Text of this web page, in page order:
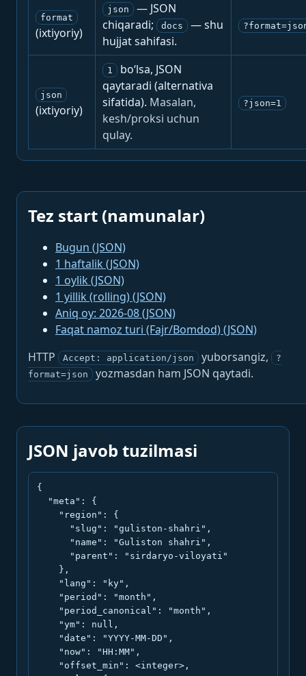
format
(ixtiyoriy)
json
— JSON
chiqaradi;
docs
— shu
hujjat sahifasi.
json
(ixtiyoriy)
1
bo‘lsa, JSON
qaytaradi (alternativa
sifatida). Masalan,
kesh/proksi uchun
qulay.
?json=1
Tez start (namunalar)
Bugun (JSON)
1 haftalik (JSON)
1 oylik (JSON)
1 yillik (rolling) (JSON)
Aniq oy: 2026-08 (JSON)
Faqat namoz turi (Fajr/Bomdod) (JSON)
HTTP
Accept: application/json yuborsangiz,
?
format=json
yozmasdan ham JSON qaytadi.
JSON javob tuzilmasi
{
  "meta": {
    "region": {
      "slug": "guliston-shahri",
      "name": "Guliston shahri",
      "parent": "sirdaryo-viloyati"
    },
    "lang": "ky",
    "period": "month",
    "period_canonical": "month",
    "ym": null,
    "date": "YYYY-MM-DD",
    "now": "HH:MM",
    "offset_min": <integer>,